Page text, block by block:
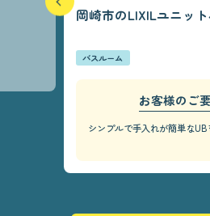
岡崎市のLIXILユニッ
バスルーム
お客様のご
シンプルで手入れが簡単なUB